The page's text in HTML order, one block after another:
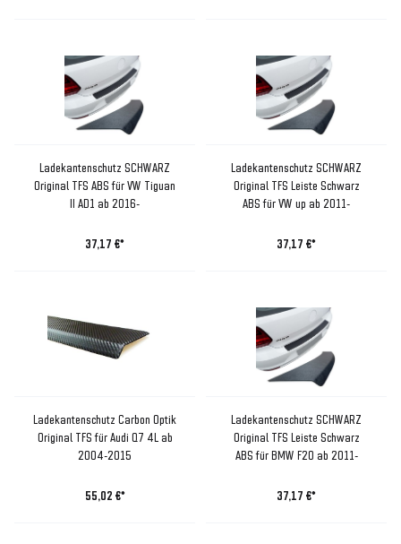
Ladekantenschutz SCHWARZ
Original TFS ABS für VW Tiguan
II AD1 ab 2016-
37,17 €*
Ladekantenschutz SCHWARZ
Original TFS Leiste Schwarz
ABS für VW up ab 2011-
37,17 €*
Ladekantenschutz Carbon Optik
Original TFS für Audi Q7 4L ab
2004-2015
55,02 €*
Ladekantenschutz SCHWARZ
Original TFS Leiste Schwarz
ABS für BMW F20 ab 2011-
37,17 €*